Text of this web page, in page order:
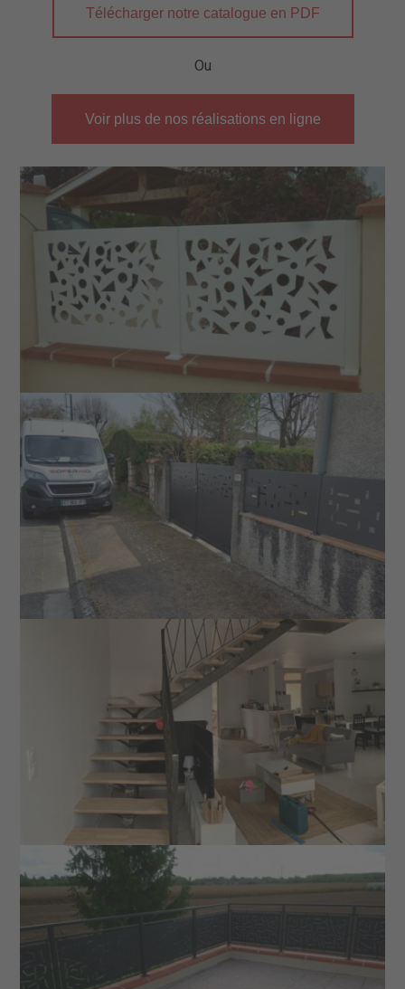
Télécharger notre catalogue en PDF
Ou
Voir plus de nos réalisations en ligne